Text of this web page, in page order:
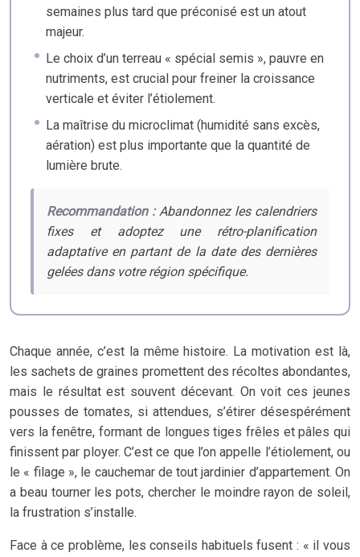
semaines plus tard que préconisé est un atout
majeur.
Le choix d’un terreau « spécial semis », pauvre en
nutriments, est crucial pour freiner la croissance
verticale et éviter l’étiolement.
La maîtrise du microclimat (humidité sans excès,
aération) est plus importante que la quantité de
lumière brute.
Recommandation :Abandonnez les calendriers
fixes et adoptez une rétro-planification
adaptative en partant de la date des dernières
gelées dans votre région spécifique.
Chaque année, c’est la même histoire. La motivation est là,
les sachets de graines promettent des récoltes abondantes,
mais le résultat est souvent décevant. On voit ces jeunes
pousses de tomates, si attendues, s’étirer désespérément
vers la fenêtre, formant de longues tiges frêles et pâles qui
finissent par ployer. C’est ce que l’on appelle l’étiolement, ou
le « filage », le cauchemar de tout jardinier d’appartement. On
a beau tourner les pots, chercher le moindre rayon de soleil,
la frustration s’installe.
Face à ce problème, les conseils habituels fusent : « il vous